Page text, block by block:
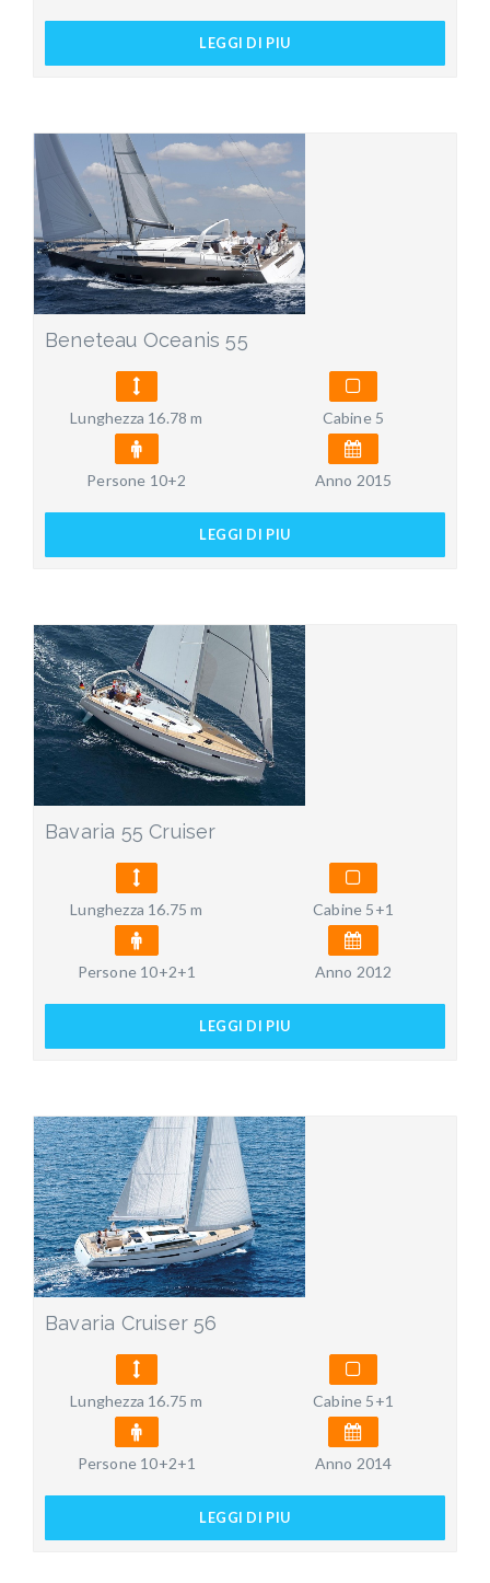
LEGGI DI PIU
Beneteau Oceanis 55
Lunghezza 16.78 m Cabine 5
Persone 10+2 Anno 2015
LEGGI DI PIU
Bavaria 55 Cruiser
Lunghezza 16.75 m Cabine 5+1
Persone 10+2+1 Anno 2012
LEGGI DI PIU
Bavaria Cruiser 56
Lunghezza 16.75 m Cabine 5+1
Persone 10+2+1 Anno 2014
LEGGI DI PIU